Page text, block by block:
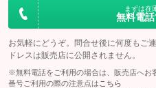
まずは在
無料電
お気軽にどうぞ。問合せ後に何度もご
ドレスは販売店に公開されません。
※無料電話をご利用の場合は、販売店へお
番号ご利用の際の注意点は こちら